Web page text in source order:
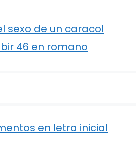
sexo de un caracol
46 en romano
en letra inicial